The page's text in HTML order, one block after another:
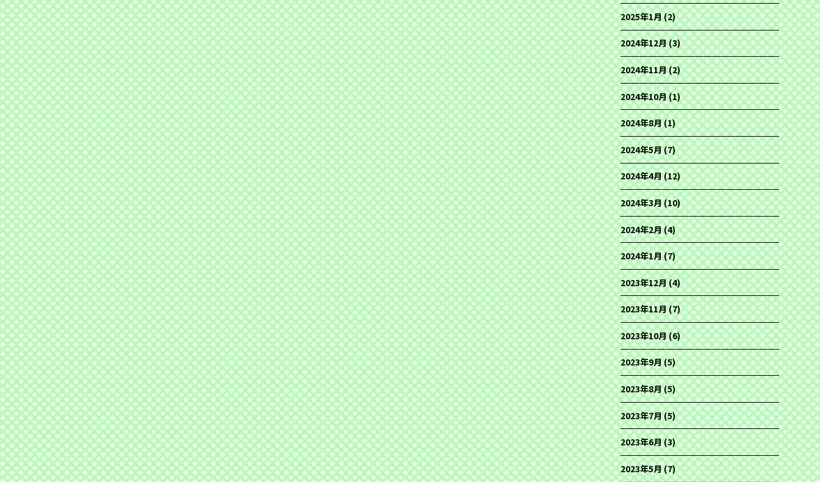
2025年1月(2)
2024年12月(3)
2024年11月(2)
2024年10月(1)
2024年8月(1)
2024年5月(7)
2024年4月(12)
2024年3月(10)
2024年2月(4)
2024年1月(7)
2023年12月(4)
2023年11月(7)
2023年10月(6)
2023年9月(5)
2023年8月(5)
2023年7月(5)
2023年6月(3)
2023年5月(7)